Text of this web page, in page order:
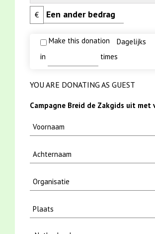
€
Make this donation
in
times
YOU ARE DONATING AS GUEST
Campagne Breid de Zakgids uit met